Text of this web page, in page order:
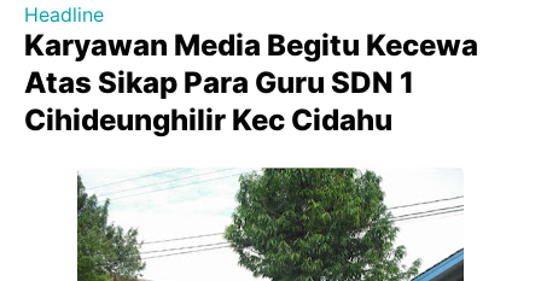
Headline
Karyawan Media Begitu Kecewa
Atas Sikap Para Guru SDN 1
Cihideunghilir Kec Cidahu